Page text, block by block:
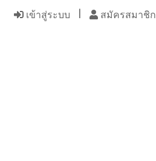
เข้าสู่ระบบ สมัครสมาชิก